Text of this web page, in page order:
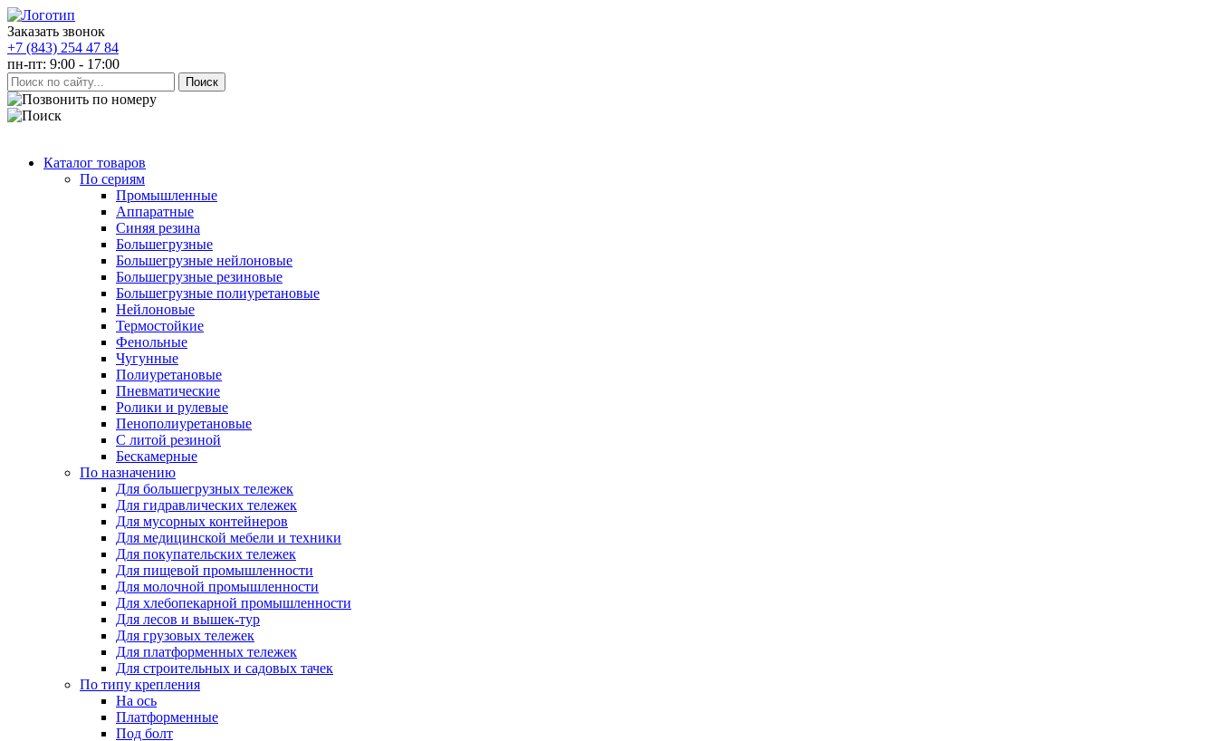
Заказать звонок
+7 (843) 254 47 84
пн-пт: 9:00 - 17:00
Каталог товаров
По сериям
Промышленные
Аппаратные
Синяя резина
Большегрузные
Большегрузные нейлоновые
Большегрузные резиновые
Большегрузные полиуретановые
Нейлоновые
Термостойкие
Фенольные
Чугунные
Полиуретановые
Пневматические
Ролики и рулевые
Пенополиуретановые
С литой резиной
Бескамерные
По назначению
Для большегрузных тележек
Для гидравлических тележек
Для мусорных контейнеров
Для медицинской мебели и техники
Для покупательских тележек
Для пищевой промышленности
Для молочной промышленности
Для хлебопекарной промышленности
Для лесов и вышек-тур
Для грузовых тележек
Для платформенных тележек
Для строительных и садовых тачек
По типу крепления
На ось
Платформенные
Под болт